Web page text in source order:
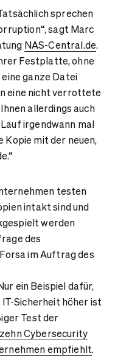
sprechen
sagt Marc
NAS-Central.de.
Festplatte, ohne
eine ganze Datei
eine nicht verrottete
allerdings auch
irgendwann mal
mit der neuen,
testen
intakt sind und
werden
des
im Auftrag des
ein Beispiel dafür,
Sicherheit höher ist
Test der
zehn Cybersecurity
empfiehlt.